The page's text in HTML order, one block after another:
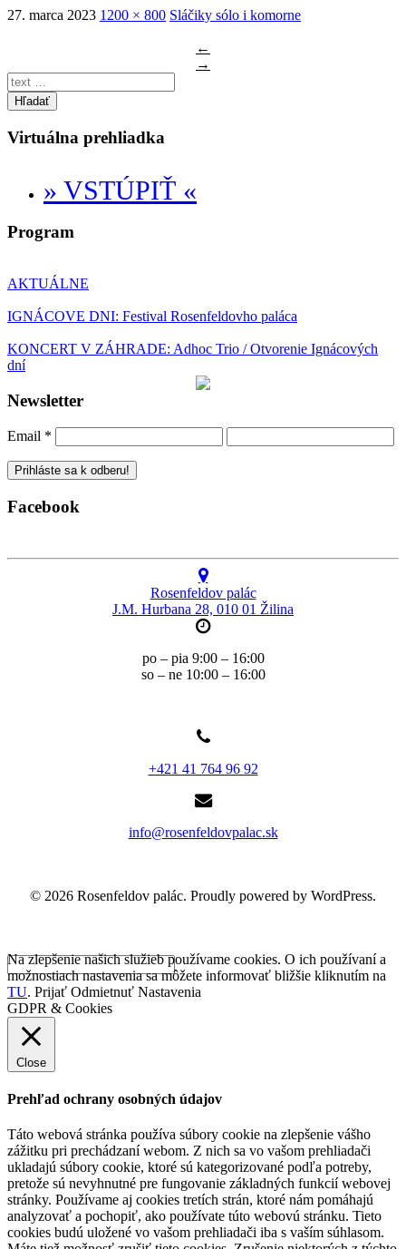
27. marca 2023 1200 × 800 Sláčiky sólo i komorne
←
→
Hľadať
Virtuálna prehliadka
» VSTÚPIŤ «
Program
AKTUÁLNE
IGNÁCOVE DNI: Festival Rosenfeldovho paláca
KONCERT V ZÁHRADE: Adhoc Trio / Otvorenie Ignácových
dní
Newsletter
Email *
Facebook
Rosenfeldov palác
J.M. Hurbana 28, 010 01 Žilina
po – pia 9:00 – 16:00
so – ne 10:00 – 16:00
+421 41 764 96 92
info@rosenfeldovpalac.sk
© 2026 Rosenfeldov palác. Proudly powered by WordPress.
Na zlepšenie našich služieb používame cookies. O ich používaní a
možnostiach nastavenia sa môžete informovať bližšie kliknutím na
TU. Prijať Odmietnuť Nastavenia
GDPR & Cookies
Close
Prehľad ochrany osobných údajov
Táto webová stránka používa súbory cookie na zlepšenie vášho
zážitku pri prechádzaní webom. Z nich sa vo vašom prehliadači
ukladajú súbory cookie, ktoré sú kategorizované podľa potreby,
pretože sú nevyhnutné pre fungovanie základných funkcií webovej
stránky. Používame aj cookies tretích strán, ktoré nám pomáhajú
analyzovať a pochopiť, ako používate túto webovú stránku. Tieto
cookies budú uložené vo vašom prehliadači iba s vaším súhlasom.